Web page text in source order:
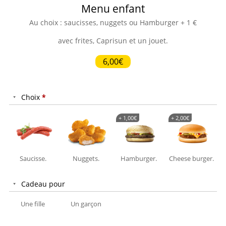
Menu enfant
Au choix : saucisses, nuggets ou Hamburger + 1 €
avec frites, Caprisun et un jouet.
6,00€
Choix *
Saucisse. Nuggets. Hamburger.
+ 1,00€
Cheese burger.
+ 2,00€
Cadeau pour
Une fille Un garçon